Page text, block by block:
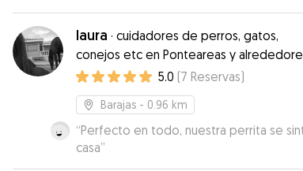
tiempo me enviaba fotos, Frida se lo
parece que estaba con su segunda
repetiremos en cuanto lo vuelva a
recomendando! Gracias 💗”
laura · cuidadores de perros, gatos,
conejos etc en Ponteareas y
5.0 (7 Reservas)
Barajas - 0.96 km
“Perfecto en todo, nuestra perrita se
casa”